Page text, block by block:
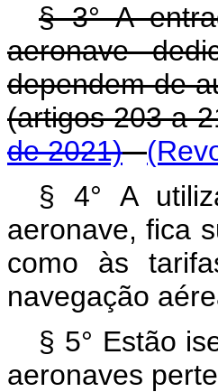
§ 3° A
aeronave
dependem de
(artigos 203
de 2021)
§ 4° A
aeronave, fica
como às
navegação
§ 5° Estão
aeronaves